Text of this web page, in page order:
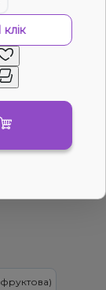
Артикул:
Гроно
клік